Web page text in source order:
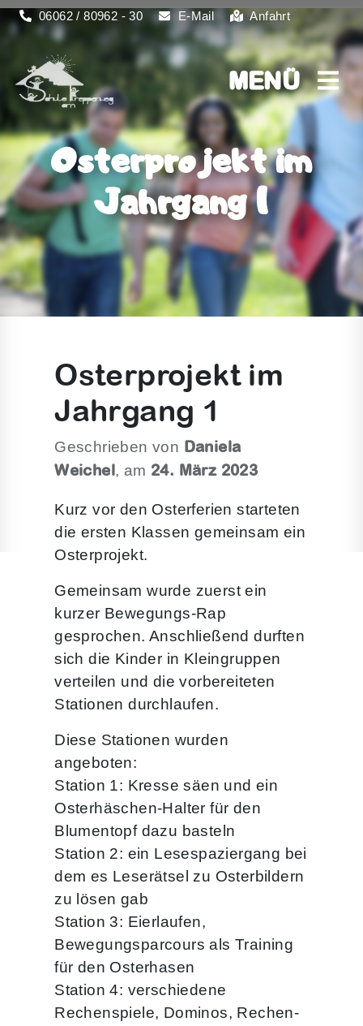
06062 / 80962 - 30 E-Mail Anfahrt
MENÜ
MENÜ
Osterprojekt im
Jahrgang 1
Osterprojekt im
Jahrgang 1
Geschrieben von Daniela
Weichel, am 24. März 2023
Kurz vor den Osterferien starteten
die ersten Klassen gemeinsam ein
Osterprojekt.
Gemeinsam wurde zuerst ein
kurzer Bewegungs-Rap
gesprochen. Anschließend durften
sich die Kinder in Kleingruppen
verteilen und die vorbereiteten
Stationen durchlaufen.
Diese Stationen wurden
angeboten:
Station 1: Kresse säen und ein
Osterhäschen-Halter für den
Blumentopf dazu basteln
Station 2: ein Lesespaziergang bei
dem es Leserätsel zu Osterbildern
zu lösen gab
Station 3: Eierlaufen,
Bewegungsparcours als Training
für den Osterhasen
Station 4: verschiedene
Rechenspiele, Dominos, Rechen-